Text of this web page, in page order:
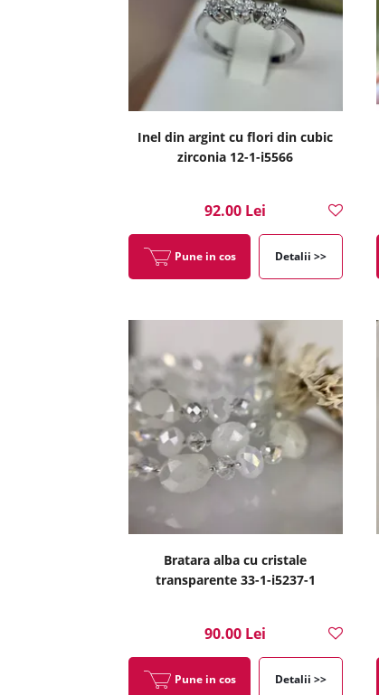
Inel din argint cu flori din cubic
zirconia 12-1-i5566
92.00 Lei
Pune in cos Detalii >>
Bratara alba cu cristale
transparente 33-1-i5237-1
90.00 Lei
Pune in cos Detalii >>